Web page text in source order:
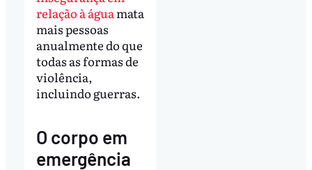
relação à águamata
mais pessoas
anualmente do que
todas as formas de
violência,
incluindo guerras.
O corpo em
emergência